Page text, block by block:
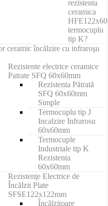
rezistenta
ceramica
termocuplu
tip K?
ceramic încălzire cu infraroşu
Rezistente electrice ceramice
Patrate SFQ 60x60mm
Rezistenta Pătrată
SFQ 60x60mm
Simple
Termocuplu tip J
Incalzire Infrarosu
60x60mm
Termocuple
Industriale tip K
Rezistenta
60x60mm
Rezistenţe Electrice de
Încălzit Plate
SFSE122x122mm
Încălzitoare